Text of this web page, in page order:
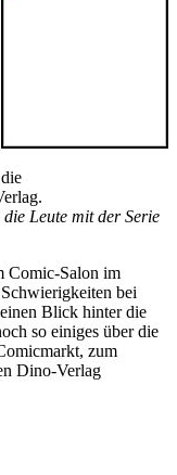
Leute mit der Serie
Comic-Salon im
bei
Blick hinter die
so einiges über die
zum
Dino-Verlag